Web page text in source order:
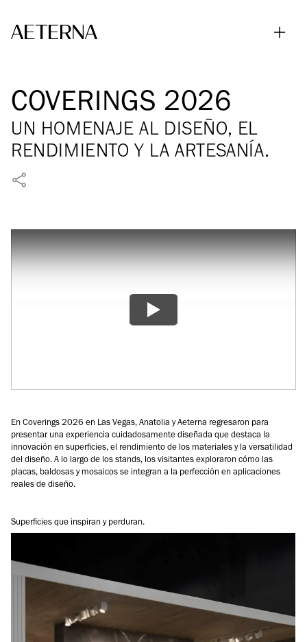
COVERINGS 2026
UN HOMENAJE AL DISEÑO, EL
RENDIMIENTO Y LA ARTESANÍA.
FIJAR EN PINTEREST
En Coverings 2026 en Las Vegas, Anatolia y Aeterna regresaron para
presentar una experiencia cuidadosamente diseñada que destaca la
innovación en superficies, el rendimiento de los materiales y la versatilidad
del diseño. A lo largo de los stands, los visitantes exploraron cómo las
placas, baldosas y mosaicos se integran a la perfección en aplicaciones
reales de diseño.
Superficies que inspiran y perduran.